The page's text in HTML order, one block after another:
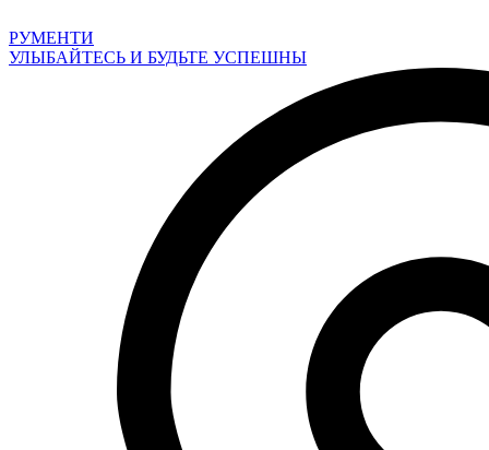
к
содержимому
РУМЕНТИ
УЛЫБАЙТЕСЬ И БУДЬТЕ УСПЕШНЫ